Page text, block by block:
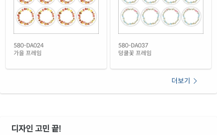
투명(50μm) 방수 레이저
CL580LT-FA010레이저 전용
재질 설명
CL580YP-FA010
레이저 전용
580-DA024
가을 프레임
580-DA037
덩쿨꽃 프레임
더보기
디자인 고민 끝!